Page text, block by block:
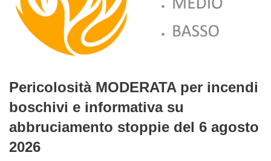
Pericolosità MODERATA per incendi
boschivi e informativa su
abbruciamento stoppie del 6 agosto
2026